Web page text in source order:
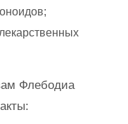
Флебодиа